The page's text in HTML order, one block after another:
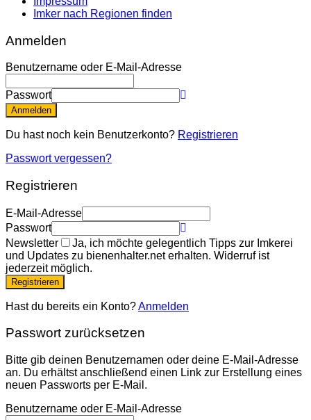
Imker nach Regionen finden
Anmelden
Benutzername oder E-Mail-Adresse
Passwort
Anmelden
Du hast noch kein Benutzerkonto? Registrieren
Passwort vergessen?
Registrieren
E-Mail-Adresse
Passwort
Newsletter
Ja, ich möchte gelegentlich Tipps zur Imkerei
und Updates zu bienenhalter.net erhalten. Widerruf ist
jederzeit möglich.
Registrieren
Hast du bereits ein Konto?Anmelden
Passwort zurücksetzen
Bitte gib deinen Benutzernamen oder deine E-Mail-Adresse
an. Du erhältst anschließend einen Link zur Erstellung eines
neuen Passworts per E-Mail.
Benutzername oder E-Mail-Adresse